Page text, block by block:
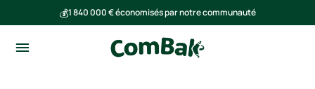
💰1 840 000 € économisés par notre communauté